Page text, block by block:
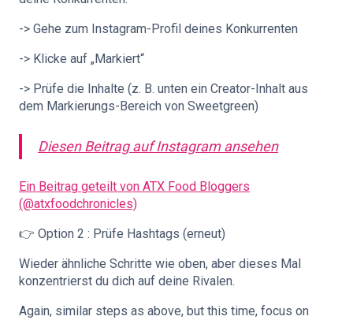
-> Gehe zum Instagram-Profil deines Konkurrenten
-> Klicke auf „Markiert“
-> Prüfe die Inhalte (z. B. unten ein Creator-Inhalt aus
dem Markierungs-Bereich von Sweetgreen)
Diesen Beitrag auf Instagram ansehen
Ein Beitrag geteilt von ATX Food Bloggers
(@atxfoodchronicles)
👉 Option 2 : Prüfe Hashtags (erneut)
Wieder ähnliche Schritte wie oben, aber dieses Mal
konzentrierst du dich auf deine Rivalen.
Again, similar steps as above, but this time, focus on